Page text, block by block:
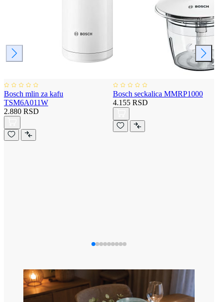
Bosch mlin za kafu
TSM6A011W
2.880 RSD
Bosch seckalica MMRP1000
4.155 RSD